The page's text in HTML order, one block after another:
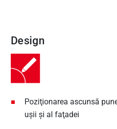
Design
Poziţionarea ascunsă
uşii şi al faţadei